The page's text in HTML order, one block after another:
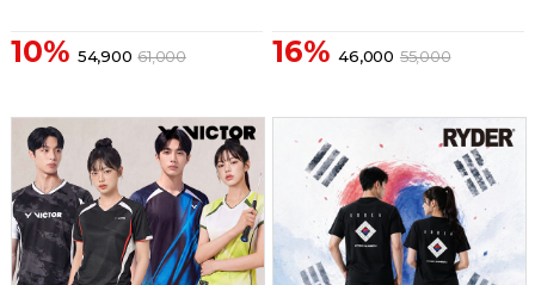
10% 54,900 61,000 16% 46,000 55,000